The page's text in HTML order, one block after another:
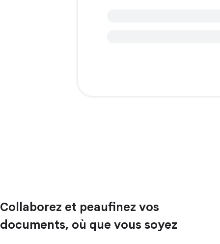
Collaborez et peaufinez vos
documents, où que vous soyez